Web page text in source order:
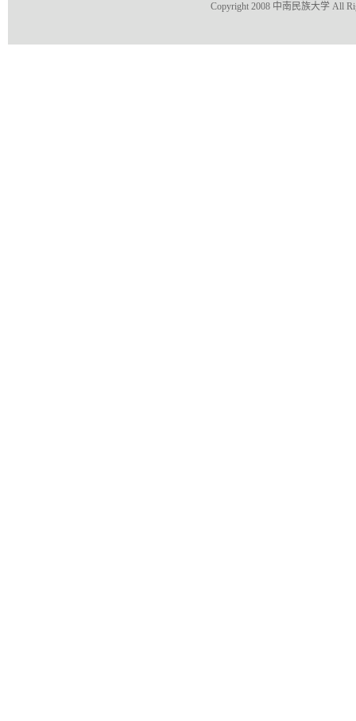
Copyright 2008 中南民族大学 All